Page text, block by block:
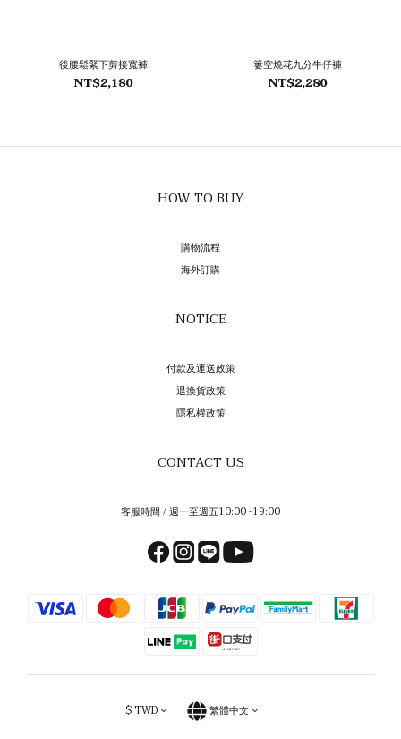
後腰鬆緊下剪接寬褲
NT$2,180
簍空燒花九分牛仔褲
NT$2,280
HOW TO BUY
購物流程
海外訂購
NOTICE
付款及運送政策
退換貨政策
隱私權政策
CONTACT US
客服時間 / 週一至週五10:00~19:00
$TWD 繁體中文